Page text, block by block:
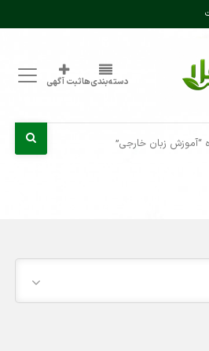
دسته‌بندی‌هاثبت آگهی
زبان خارجی”